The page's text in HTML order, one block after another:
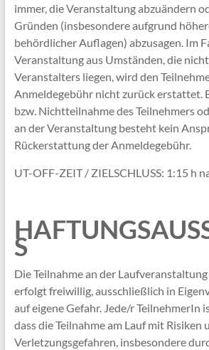
immer, die Veranstaltung abzuändern
Gründen (insbesondere aufgrund
behördlicher Auflagen) abzusagen. Im
Veranstaltung aus Umständen, die
Veranstalters liegen, wird den
Anmeldegebühr nicht zurück erstattet.
bzw. Nichtteilnahme des Teilnehmers
an der Veranstaltung besteht kein
Rückerstattung der Anmeldegebühr.
UT-OFF-ZEIT / ZIELSCHLUSS: 1:15 h
S
Die Teilnahme an der
erfolgt freiwillig, ausschließlich in
auf eigene Gefahr. Jede/r TeilnehmerIn
dass die Teilnahme am Lauf mit Risiken
Verletzungsgefahren, insbesondere